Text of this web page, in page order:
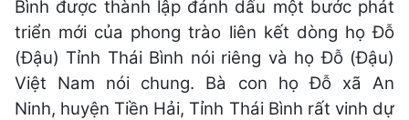
Bình được thành lập đánh dấu một bước phát
triển mới của phong trào liên kết dòng họ Đỗ
(Đậu) Tỉnh Thái Bình nói riêng và họ Đỗ (Đậu)
Việt Nam nói chung. Bà con họ Đỗ xã An
Ninh, huyện Tiền Hải, Tỉnh Thái Bình rất vinh dự